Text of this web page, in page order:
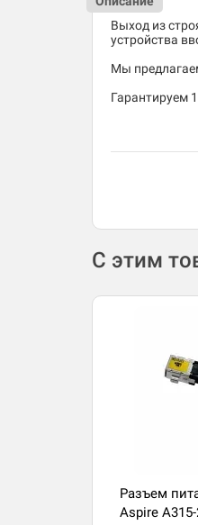
Выход из
устройства
Мы
​Гарантируем
С этим
Разъем
Aspire A315-